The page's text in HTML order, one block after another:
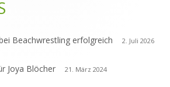
Beachwrestling erfolgreich 2. Juli 2026
Joya Blöcher 21. März 2024